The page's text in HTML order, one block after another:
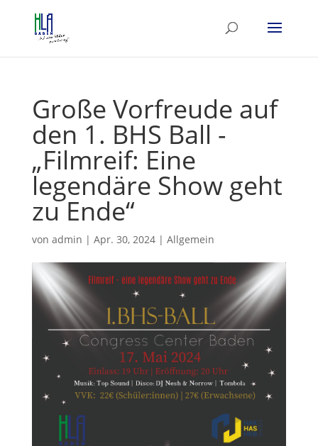
Große Vorfreude auf
den 1. BHS Ball -
„Filmreif: Eine
legendäre Show geht
zu Ende“
von admin | Apr. 30, 2024| Allgemein